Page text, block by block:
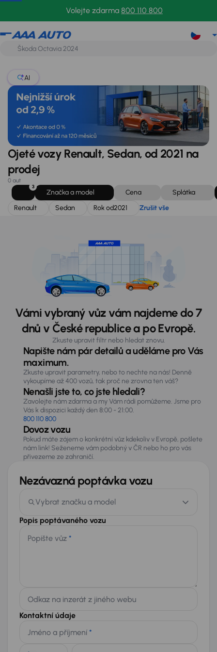
Volejte zdarma 800 110 800
Renault
AI
Ojeté vozy Renault, Sedan, od 2021 na
prodej
0 aut
3
Značka a model Cena
Splátka
Renault
Sedan Rok od2021 Zrušit vše
Vámi vybraný vůz vám najdeme do 7
dnů v České republice a po Evropě.
Zkuste upravit filtr nebo hledat znovu.
Napište nám pár detailů a uděláme pro Vás
maximum.
Zkuste upravit parametry, nebo to nechte na nás! Denně
vykoupíme až 400 vozů, tak proč ne zrovna ten váš?
Nenašli jste to, co jste hledali?
Zavolejte nám zdarma a my Vám rádi pomůžeme. Jsme pro
Vás k dispozici každý den 8:00 - 21:00.
800 110 800
Dovoz vozu
Pokud máte zájem o konkrétní vůz kdekoliv v Evropě, pošlete
nám link! Seženeme vám podobný v ČR nebo ho pro vás
přivezeme ze zahraničí.
Nezávazná poptávka vozu
Vybrat značku a model
Popis poptávaného vozu
Popište vůz *
Odkaz na inzerát z jiného webu
Kontaktní údaje
Jméno a příjmení *